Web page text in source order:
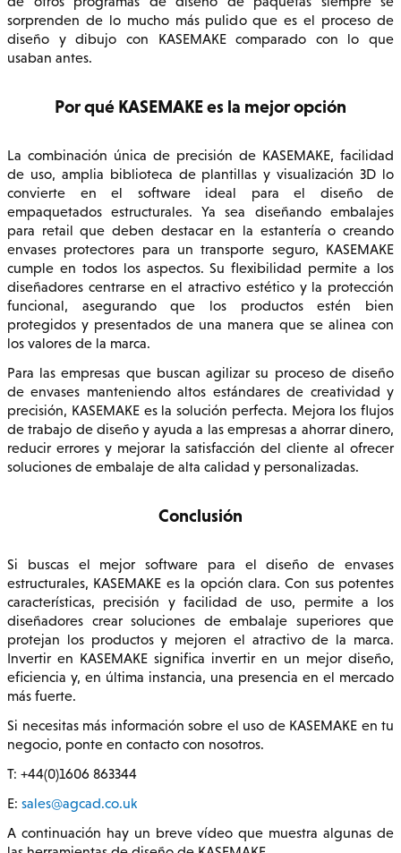
sorprenden de lo mucho más pulido que es el proceso de
diseño y dibujo con KASEMAKE comparado con lo que
usaban antes.
Por qué KASEMAKE es la mejor opción
La combinación única de precisión de KASEMAKE, facilidad
de uso, amplia biblioteca de plantillas y visualización 3D lo
convierte en el software ideal para el diseño de
empaquetados estructurales. Ya sea diseñando embalajes
para retail que deben destacar en la estantería o creando
envases protectores para un transporte seguro, KASEMAKE
cumple en todos los aspectos. Su flexibilidad permite a los
diseñadores centrarse en el atractivo estético y la protección
funcional, asegurando que los productos estén bien
protegidos y presentados de una manera que se alinea con
los valores de la marca.
Para las empresas que buscan agilizar su proceso de diseño
de envases manteniendo altos estándares de creatividad y
precisión, KASEMAKE es la solución perfecta. Mejora los flujos
de trabajo de diseño y ayuda a las empresas a ahorrar dinero,
reducir errores y mejorar la satisfacción del cliente al ofrecer
soluciones de embalaje de alta calidad y personalizadas.
Conclusión
Si buscas el mejor software para el diseño de envases
estructurales, KASEMAKE es la opción clara. Con sus potentes
características, precisión y facilidad de uso, permite a los
diseñadores crear soluciones de embalaje superiores que
protejan los productos y mejoren el atractivo de la marca.
Invertir en KASEMAKE significa invertir en un mejor diseño,
eficiencia y, en última instancia, una presencia en el mercado
más fuerte.
Si necesitas más información sobre el uso de KASEMAKE en tu
negocio, ponte en contacto con nosotros.
T: +44(0)1606 863344
E: sales@agcad.co.uk
A continuación hay un breve vídeo que muestra algunas de